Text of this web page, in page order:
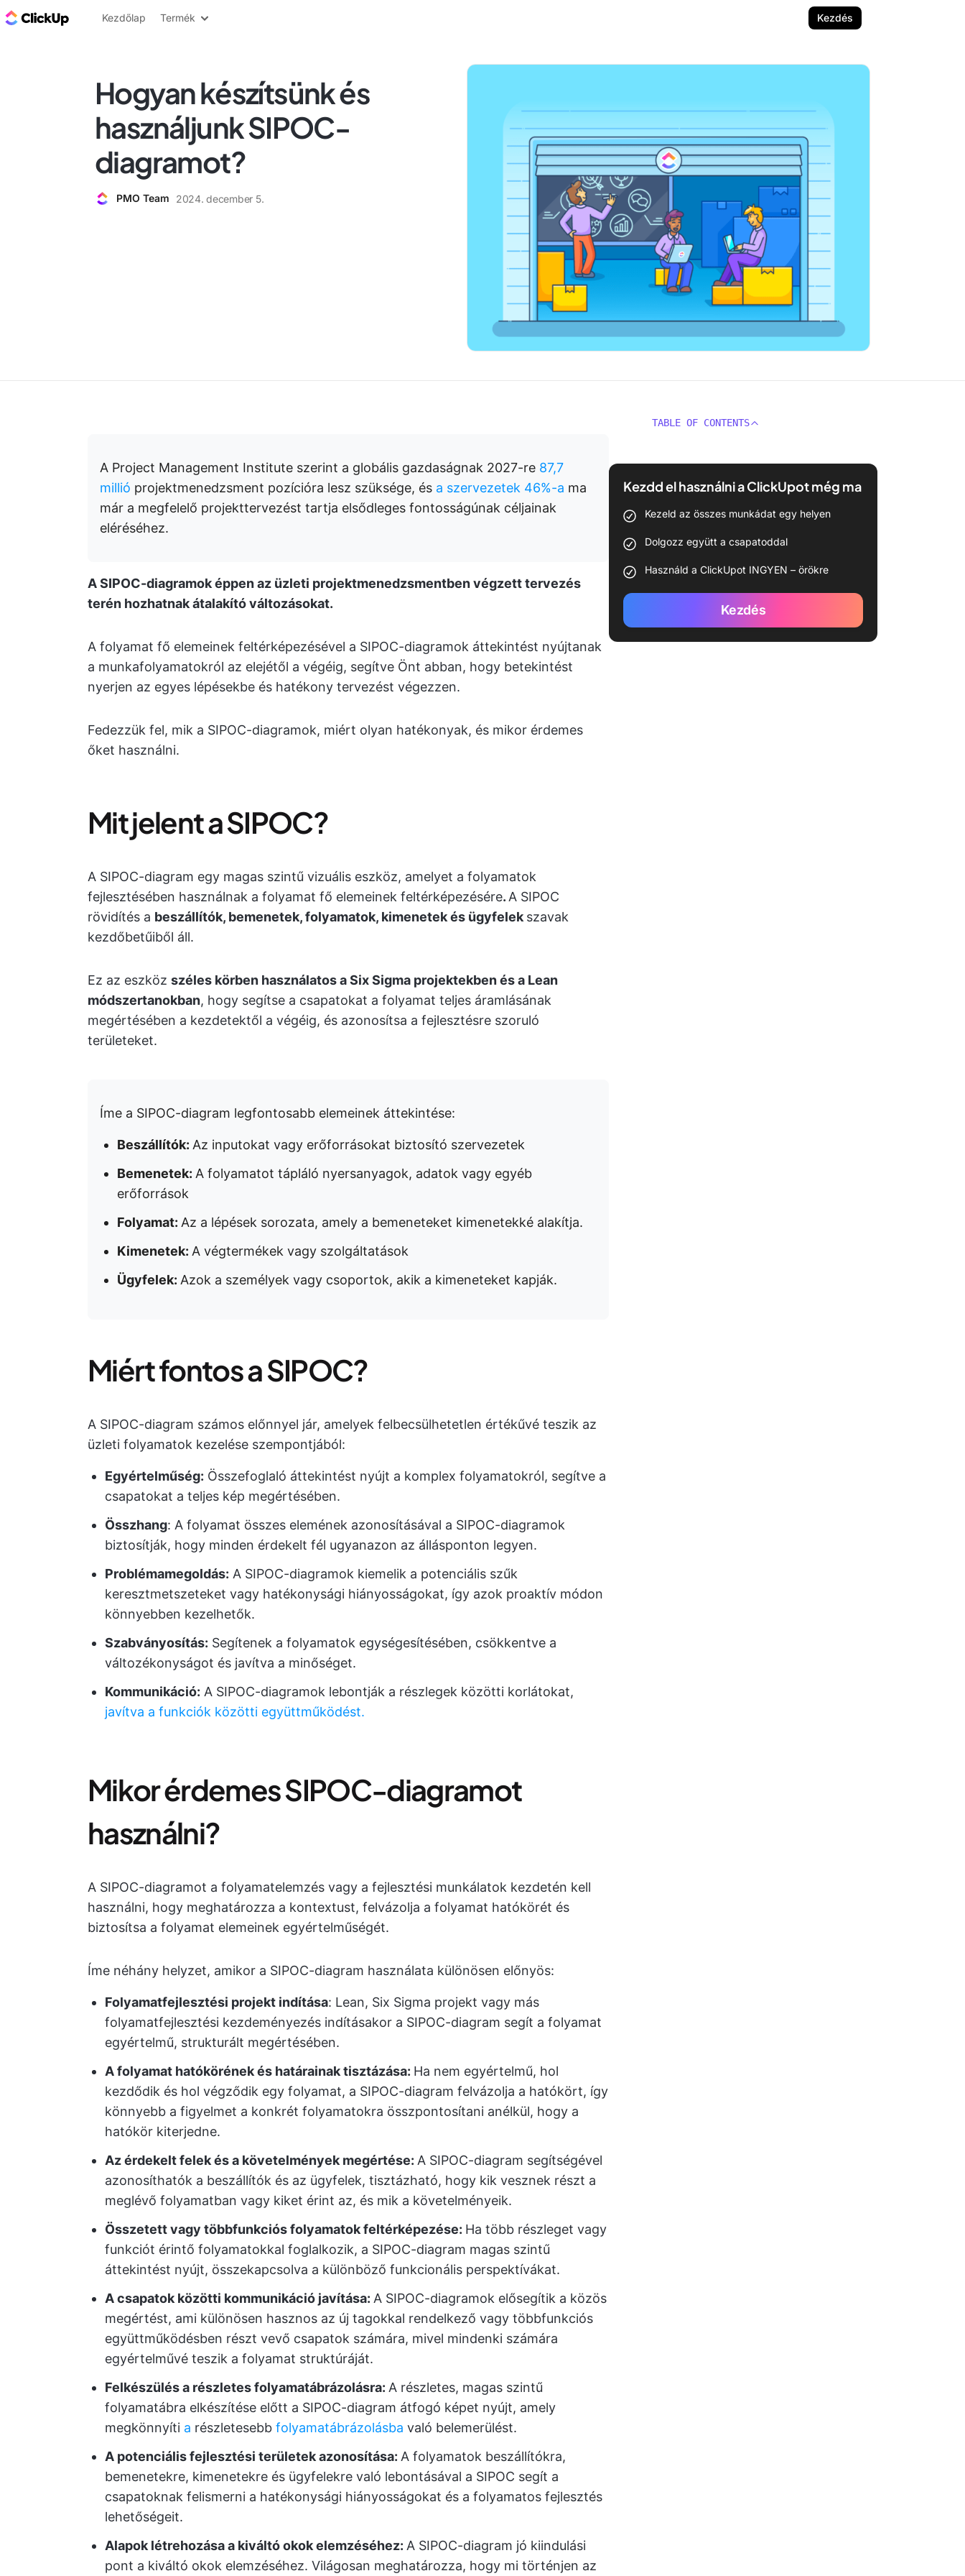
ClickUp blog
Kezdőlap Termék Kezdés
Hogyan készítsünk és
használjunk SIPOC-
diagramot?
PMO Team 2024. december 5.
A Project Management Institute szerint a globális gazdaságnak 2027-re 87,7
millió projektmenedzsment pozícióra lesz szüksége, és a szervezetek 46%-a ma
már a megfelelő projekttervezést tartja elsődleges fontosságúnak céljainak
eléréséhez.
A SIPOC-diagramok éppen az üzleti projektmenedzsmentben végzett tervezés
terén hozhatnak átalakító változásokat.
A folyamat fő elemeinek feltérképezésével a SIPOC-diagramok áttekintést nyújtanak
a munkafolyamatokról az elejétől a végéig, segítve Önt abban, hogy betekintést
nyerjen az egyes lépésekbe és hatékony tervezést végezzen.
Fedezzük fel, mik a SIPOC-diagramok, miért olyan hatékonyak, és mikor érdemes
őket használni.
Mit jelent a SIPOC?
A SIPOC-diagram egy magas szintű vizuális eszköz, amelyet a folyamatok
fejlesztésében használnak a folyamat fő elemeinek feltérképezésére. A SIPOC
rövidítés a beszállítók, bemenetek, folyamatok, kimenetek és ügyfelek szavak
kezdőbetűiből áll.
Ez az eszköz széles körben használatos a Six Sigma projektekben és a Lean
módszertanokban, hogy segítse a csapatokat a folyamat teljes áramlásának
megértésében a kezdetektől a végéig, és azonosítsa a fejlesztésre szoruló
területeket.
Íme a SIPOC-diagram legfontosabb elemeinek áttekintése:
Beszállítók: Az inputokat vagy erőforrásokat biztosító szervezetek
Bemenetek: A folyamatot tápláló nyersanyagok, adatok vagy egyéb
erőforrások
Folyamat: Az a lépések sorozata, amely a bemeneteket kimenetekké alakítja.
Kimenetek: A végtermékek vagy szolgáltatások
Ügyfelek: Azok a személyek vagy csoportok, akik a kimeneteket kapják.
Miért fontos a SIPOC?
A SIPOC-diagram számos előnnyel jár, amelyek felbecsülhetetlen értékűvé teszik az
üzleti folyamatok kezelése szempontjából:
Egyértelműség: Összefoglaló áttekintést nyújt a komplex folyamatokról, segítve a
csapatokat a teljes kép megértésében.
Összhang: A folyamat összes elemének azonosításával a SIPOC-diagramok
biztosítják, hogy minden érdekelt fél ugyanazon az állásponton legyen.
Problémamegoldás: A SIPOC-diagramok kiemelik a potenciális szűk
keresztmetszeteket vagy hatékonysági hiányosságokat, így azok proaktív módon
könnyebben kezelhetők.
Szabványosítás: Segítenek a folyamatok egységesítésében, csökkentve a
változékonyságot és javítva a minőséget.
Kommunikáció: A SIPOC-diagramok lebontják a részlegek közötti korlátokat,
javítva a funkciók közötti együttműködést.
Mikor érdemes SIPOC-diagramot
használni?
A SIPOC-diagramot a folyamatelemzés vagy a fejlesztési munkálatok kezdetén kell
használni, hogy meghatározza a kontextust, felvázolja a folyamat hatókörét és
biztosítsa a folyamat elemeinek egyértelműségét.
Íme néhány helyzet, amikor a SIPOC-diagram használata különösen előnyös:
Folyamatfejlesztési projekt indítása: Lean, Six Sigma projekt vagy más
folyamatfejlesztési kezdeményezés indításakor a SIPOC-diagram segít a folyamat
egyértelmű, strukturált megértésében.
A folyamat hatókörének és határainak tisztázása: Ha nem egyértelmű, hol
kezdődik és hol végződik egy folyamat, a SIPOC-diagram felvázolja a hatókört, így
könnyebb a figyelmet a konkrét folyamatokra összpontosítani anélkül, hogy a
hatókör kiterjedne.
Az érdekelt felek és a követelmények megértése: A SIPOC-diagram segítségével
azonosíthatók a beszállítók és az ügyfelek, tisztázható, hogy kik vesznek részt a
meglévő folyamatban vagy kiket érint az, és mik a követelményeik.
Összetett vagy többfunkciós folyamatok feltérképezése: Ha több részleget vagy
funkciót érintő folyamatokkal foglalkozik, a SIPOC-diagram magas szintű
áttekintést nyújt, összekapcsolva a különböző funkcionális perspektívákat.
A csapatok közötti kommunikáció javítása: A SIPOC-diagramok elősegítik a közös
megértést, ami különösen hasznos az új tagokkal rendelkező vagy többfunkciós
együttműködésben részt vevő csapatok számára, mivel mindenki számára
egyértelművé teszik a folyamat struktúráját.
Felkészülés a részletes folyamatábrázolásra: A részletes, magas szintű
folyamatábra elkészítése előtt a SIPOC-diagram átfogó képet nyújt, amely
megkönnyíti a részletesebb folyamatábrázolásba való belemerülést.
A potenciális fejlesztési területek azonosítása: A folyamatok beszállítókra,
bemenetekre, kimenetekre és ügyfelekre való lebontásával a SIPOC segít a
csapatoknak felismerni a hatékonysági hiányosságokat és a folyamatos fejlesztés
lehetőségeit.
Alapok létrehozása a kiváltó okok elemzéséhez: A SIPOC-diagram jó kiindulási
pont a kiváltó okok elemzéséhez. Világosan meghatározza, hogy mi történjen az
TABLE OF CONTENTS
Kezdd el használni a ClickUpot még ma
Kezeld az összes munkádat egy helyen
Dolgozz együtt a csapatoddal
Használd a ClickUpot INGYEN – örökre
Kezdés